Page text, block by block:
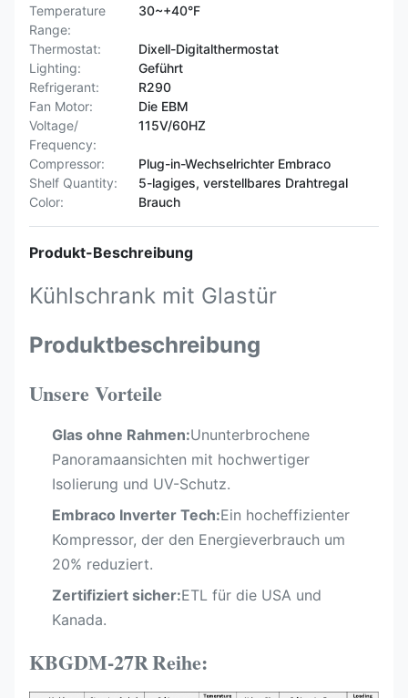
Temperature
Range:
30~+40°F
Thermostat:
Dixell-Digitalthermostat
Lighting:
Geführt
Refrigerant:
R290
Fan Motor:
Die EBM
Voltage/
Frequency:
115V/60HZ
Compressor:
Plug-in-Wechselrichter Embraco
Shelf Quantity:
5-lagiges, verstellbares Drahtregal
Color:
Brauch
Produkt-Beschreibung
Kühlschrank mit Glastür
Produktbeschreibung
Unsere Vorteile
Glas ohne Rahmen:Ununterbrochene
Panoramaansichten mit hochwertiger
Isolierung und UV-Schutz.
Embraco Inverter Tech:Ein hocheffizienter
Kompressor, der den Energieverbrauch um
20% reduziert.
Zertifiziert sicher:ETL für die USA und
Kanada.
KBGDM-27RReihe: